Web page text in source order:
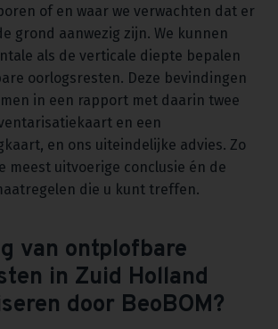
of en waar we verwachten dat er
grond aanwezig zijn. We kunnen
als de verticale diepte bepalen
oorlogsresten. Deze bevindingen
in een rapport met daarin twee
en een
en ons uiteindelijke advies. Zo
meest uitvoerige conclusie én de
die u kunt treffen.
van ontplofbare
in Zuid Holland
door BeoBOM?